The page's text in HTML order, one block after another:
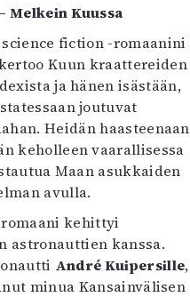
Melkein Kuussa
fiction -romaanini
Kuun kraattereiden
ja hänen isästään,
joutuvat
Heidän haasteenaan
keholleen vaarallisessa
Maan asukkaiden
avulla.
kehittyi
astronauttien kanssa.
André Kuipersille,
minua Kansainvälisen